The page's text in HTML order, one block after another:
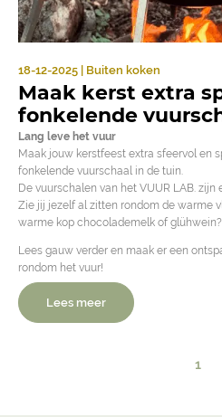
18-12-2025 | Buiten koken
Maak kerst extra
fonkelende
Lang leve het vuur
Maak jouw kerstfeest extra sfeervol en
fonkelende vuurschaal in de tuin.
De vuurschalen van het VUUR LAB. zijn
Zie jij jezelf al zitten rondom de warme
warme kop chocolademelk of glühwein?
Lees gauw verder en maak er een
rondom het vuur!
Lees meer
1